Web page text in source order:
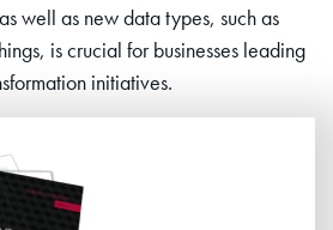
well as new data types, such as
is crucial for businesses leading
initiatives.